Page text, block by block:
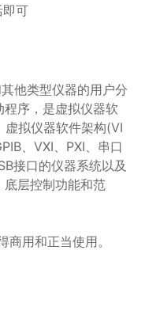
可
他类型仪器的用户分
序，是虚拟仪器软
拟仪器软件架构(VI
、VXI、PXI、串口
接口的仪器系统以及
层控制功能和范
用和正当使用。